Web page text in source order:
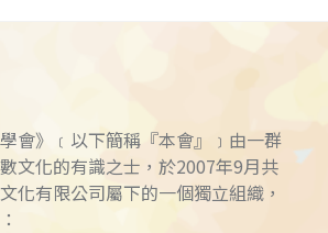
會》﹝以下簡稱『本會』﹞由一群
文化的有識之士，於2007年9月共
化有限公司屬下的一個獨立組織，